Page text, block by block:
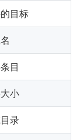
目标
目
小
录